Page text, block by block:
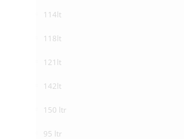
114lt
118lt
121lt
142lt
150 ltr
95 ltr